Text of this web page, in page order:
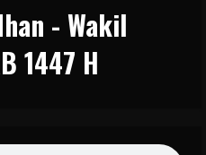
- Wakil
1447 H